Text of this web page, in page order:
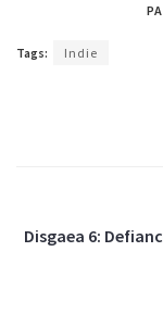
Tags: Indie
Disgaea 6: